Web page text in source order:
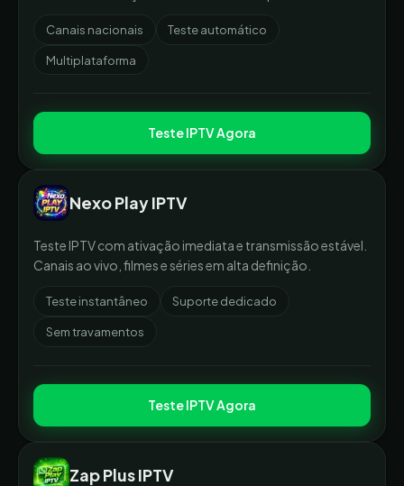
Canais nacionais Teste automático
Multiplataforma
Teste IPTV Agora
Nexo Play IPTV
Teste IPTV com ativação imediata e transmissão estável.
Canais ao vivo, filmes e séries em alta definição.
Teste instantâneo Suporte dedicado
Sem travamentos
Teste IPTV Agora
Zap Plus IPTV